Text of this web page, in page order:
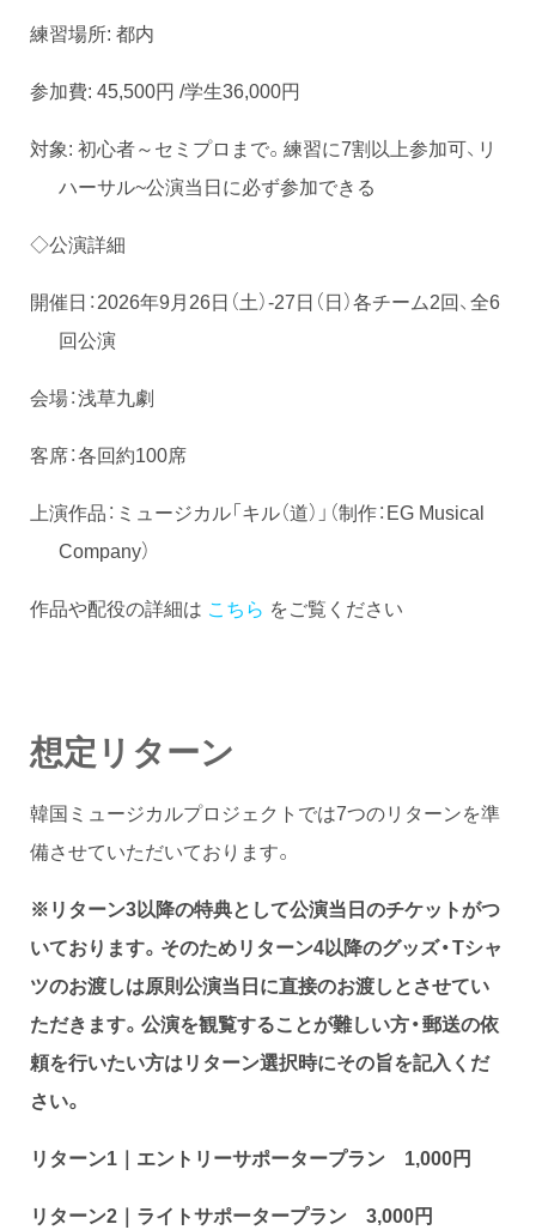
練習場所: 都内
参加費: 45,500円 /学生36,000円
対象: 初心者～セミプロまで。練習に7割以上参加可、リ
ハーサル~公演当日に必ず参加できる
◇公演詳細
開催日：2026年9月26日（土）-27日（日）各チーム2回、全6
回公演
会場：浅草九劇
客席：各回約100席
上演作品：ミュージカル「キル（道）」（制作：EG Musical
Company）
作品や配役の詳細は こちら をご覧ください
想定リターン
韓国ミュージカルプロジェクトでは7つのリターンを準
備させていただいております。
※リターン3以降の特典として公演当日のチケットがつ
いております。そのためリターン4以降のグッズ・Tシャ
ツのお渡しは原則公演当日に直接のお渡しとさせてい
ただきます。 公演を観覧することが難しい方・郵送の依
頼を行いたい方はリターン選択時にその旨を記入くだ
さい。
リターン1｜エントリーサポータープラン 1,000円
リターン2｜ライトサポータープラン 3,000円